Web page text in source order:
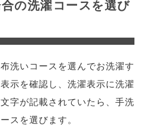
の洗濯コースを選び
洗いコースを選んでお洗濯す
示を確認し、洗濯表示に洗濯
字が記載されていたら、手洗
スを選びます。